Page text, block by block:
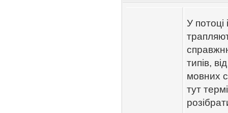
У потоці
типів,
мовних
тут